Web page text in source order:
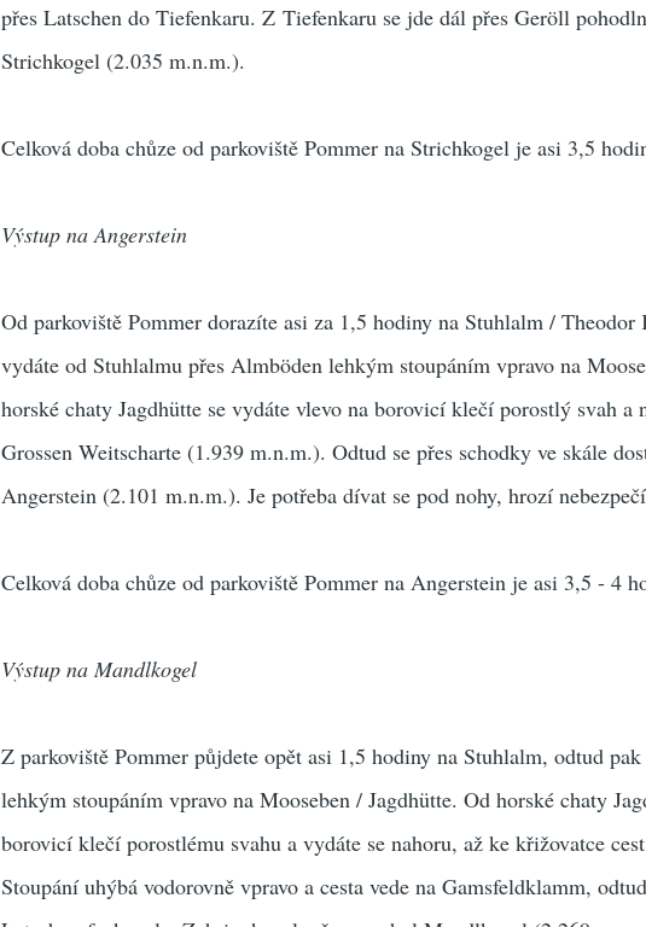
přes Latschen do Tiefenkaru. Z Tiefenkaru se jde dál přes Geröll
Strichkogel (2.035 m.n.m.).
Celková doba chůze od parkoviště Pommer na Strichkogel je asi 3,5
Výstup na Angerstein
Od parkoviště Pommer dorazíte asi za 1,5 hodiny na Stuhlalm / Theodor
vydáte od Stuhlalmu přes Almböden lehkým stoupáním vpravo na
horské chaty Jagdhütte se vydáte vlevo na borovicí klečí porostlý svah a
Grossen Weitscharte (1.939 m.n.m.). Odtud se přes schodky ve skále
Angerstein (2.101 m.n.m.). Je potřeba dívat se pod nohy, hrozí
Celková doba chůze od parkoviště Pommer na Angerstein je asi 3,5 - 4
Výstup na Mandlkogel
Z parkoviště Pommer půjdete opět asi 1,5 hodiny na Stuhlalm, odtud
lehkým stoupáním vpravo na Mooseben / Jagdhütte. Od horské chaty
borovicí klečí porostlému svahu a vydáte se nahoru, až ke křižovatce
Stoupání uhýbá vodorovně vpravo a cesta vede na Gamsfeldklamm,